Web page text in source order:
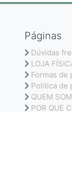
Páginas
Dúvidas
LOJA
Formas de
Política de
QUEM
POR QUE